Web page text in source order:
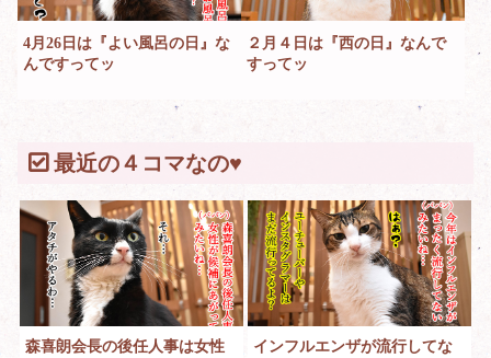
4月26日は『よい風呂の日』な
んですってッ
２月４日は『西の日』なんで
すってッ
最近の４コマなの♥
森喜朗会長の後任人事は女性
インフルエンザが流行してな